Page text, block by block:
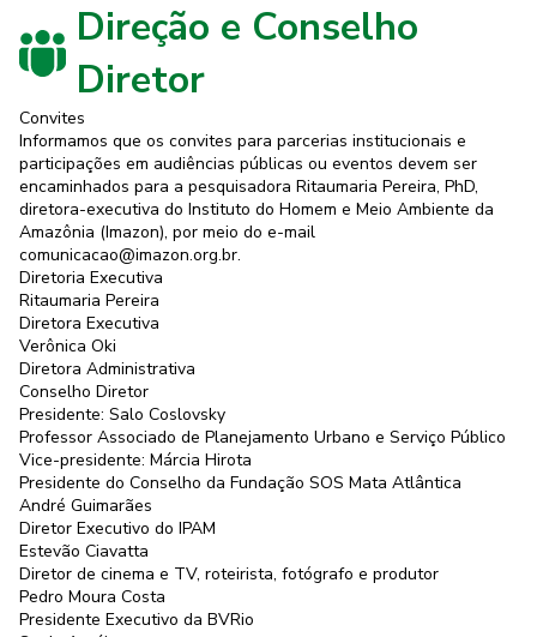
Direção e Conselho
Diretor
Convites
Informamos que os convites para parcerias institucionais e
participações em audiências públicas ou eventos devem ser
encaminhados para a pesquisadora Ritaumaria Pereira, PhD,
diretora-executiva do Instituto do Homem e Meio Ambiente da
Amazônia (Imazon), por meio do e-mail
comunicacao@imazon.org.br.
Diretoria Executiva
Ritaumaria Pereira
Diretora Executiva
Verônica Oki
Diretora Administrativa
Conselho Diretor
Presidente: Salo Coslovsky
Professor Associado de Planejamento Urbano e Serviço Público
Vice-presidente: Márcia Hirota
Presidente do Conselho da Fundação SOS Mata Atlântica
André Guimarães
Diretor Executivo do IPAM
Estevão Ciavatta
Diretor de cinema e TV, roteirista, fotógrafo e produtor
Pedro Moura Costa
Presidente Executivo da BVRio